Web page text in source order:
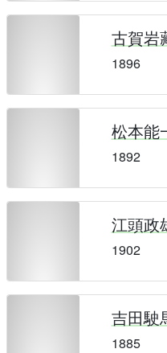
古賀岩
1896
松本能
1892
江頭政
1902
吉田駛
1885